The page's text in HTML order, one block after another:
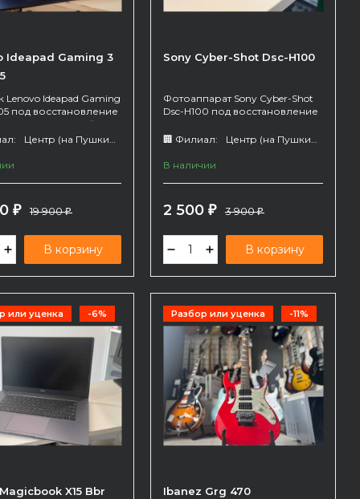
Ideapad Gaming 3
Lenovo Ideapad Gaming
под восстановление
Внешний вид
Продаётся с
виде, общее
Центр (на Пушкина 66)
₽ 19 900₽
В корзину
Sony Cyber-Shot Dsc-H100
Фотоаппарат Sony Cyber-Shot
Dsc-H100 под восстановление
без зарядного. Имеются
увелиения и съемки
🏢 Филиал: Центр (на Пушкина 66)
В наличии
2 500 ₽ 3 900₽
В корзину
или уценка -6%
X15 Bbr
Разбор или уценка -11%
Ibanez Grg 470